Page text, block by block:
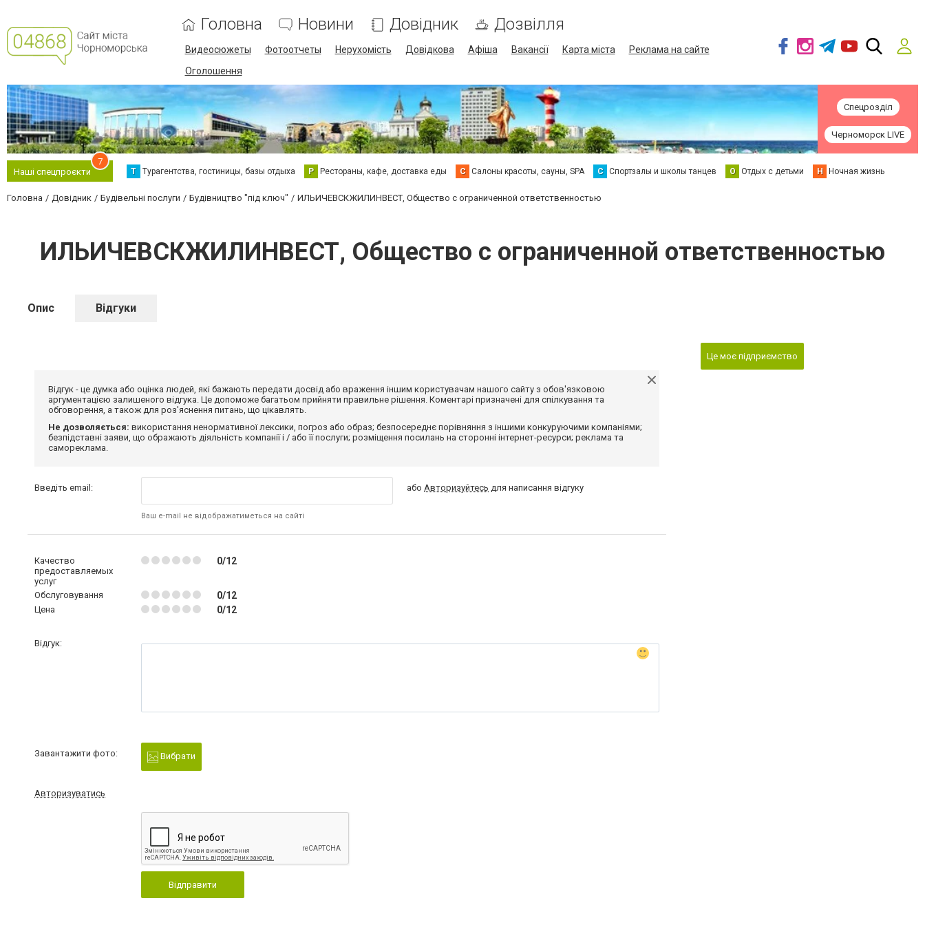
Головна Новини Довідник Дозвілля
Видеосюжеты Фотоотчеты Нерухомість Довідкова Афіша Вакансії Карта міста
Реклама на сайте
Оголошення
Спецрозділ
Черноморск LIVE
Наші спецпроєкти
7
Т Турагентства, гостиницы, базы отдыха Р Рестораны, кафе, доставка еды С Салоны красоты, сауны, SPA С Спортзалы и школы танцев О Отдых с детьми Н Ночная жизнь
Головна Довідник Будівельні послуги Будівництво "під ключ" ИЛЬИЧЕВСКЖИЛИНВЕСТ, Общество с ограниченной ответственностью
ИЛЬИЧЕВСКЖИЛИНВЕСТ, Общество с ограниченной ответственностью
Опис Відгуки
Відгук - це думка або оцінка людей, які бажають передати досвід або враження іншим користувачам нашого сайту з обов'язковою
аргументацією залишеного відгука. Це допоможе багатьом прийняти правильне рішення. Коментарі призначені для спілкування та
обговорення, а також для роз'яснення питань, що цікавлять.
Не дозволяється: використання ненормативної лексики, погроз або образ; безпосереднє порівняння з іншими конкуруючими компаніями;
безпідставні заяви, що ображають діяльність компанії і / або її послуги; розміщення посилань на сторонні інтернет-ресурси; реклама та
самореклама.
Введіть email:
Ваш e-mail не відображатиметься на сайті
абоАвторизуйтесь для написання відгуку
Качество
предоставляемых
услуг
0/12
Обслуговування 0/12
Цена 0/12
Відгук:
Завантажити фото: Вибрати
Авторизуватись
Відправити
Це моє підприємство